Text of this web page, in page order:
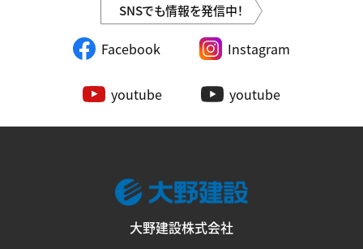
SNSでも情報を発信中！
Facebook Instagram
youtube youtube
大野建設株式会社